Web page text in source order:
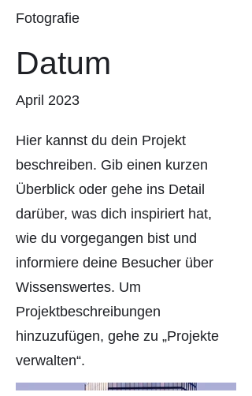
Fotografie
Datum
April 2023
Hier kannst du dein Projekt
beschreiben. Gib einen kurzen
Überblick oder gehe ins Detail
darüber, was dich inspiriert hat,
wie du vorgegangen bist und
informiere deine Besucher über
Wissenswertes. Um
Projektbeschreibungen
hinzuzufügen, gehe zu „Projekte
verwalten“.